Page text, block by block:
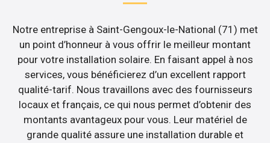
Notre entreprise à Saint-Gengoux-le-National (71) met
un point d’honneur à vous offrir le meilleur montant
pour votre installation solaire. En faisant appel à nos
services, vous bénéficierez d’un excellent rapport
qualité-tarif. Nous travaillons avec des fournisseurs
locaux et français, ce qui nous permet d’obtenir des
montants avantageux pour vous. Leur matériel de
grande qualité assure une installation durable et